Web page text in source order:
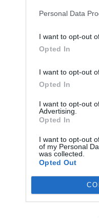
Personal Data
I want to opt-out
Opted In
I want to opt-out
Opted In
I want to opt-out
Advertising.
Opted In
I want to opt-out
of my Personal
was collected.
Opted Out